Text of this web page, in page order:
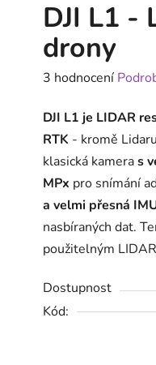
DJI L1 -
drony
Průměrné
produktu
je
4,3
z
5
hvězdiček.
3 hodnocení
DJI L1 je LIDAR
RTK - kromě
klasická kameras
MPx pro snímání
a velmi přesná
nasbíraných dat.
použitelným
Dostupnost
Kód: